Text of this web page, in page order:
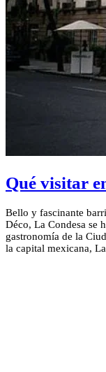
Qué visitar
Bello y fascinante
Déco, La Condesa se
gastronomía de la
la capital mexicana,